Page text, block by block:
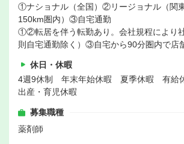
①ナショナル（全国）②リージョナル（関
150km圏内）③自宅通勤
①②転居を伴う転勤あり。会社規程により
則自宅通勤除く）③自宅から90分圏内で店
休日・休暇
4週9休制 年末年始休暇 夏季休暇 有
出産・育児休暇
募集職種
薬剤師